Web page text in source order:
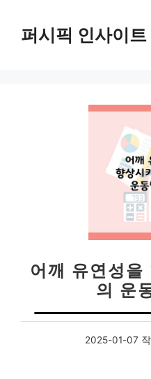
퍼시픽 인사이트
어깨 유연성을
의 운
2025-01-07